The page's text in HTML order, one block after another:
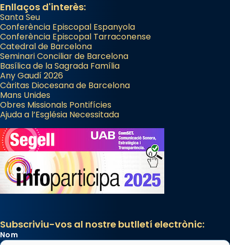
Enllaços d'interès:
Santa Seu
Conferència Episcopal Espanyola
Conferència Episcopal Tarraconense
Catedral de Barcelona
Seminari Conciliar de Barcelona
Basílica de la Sagrada Família
Any Gaudí 2026
Càritas Diocesana de Barcelona
Mans Unides
Obres Missionals Pontifícies
Ajuda a l’Església Necessitada
Subscriviu-vos al nostre butlletí electrònic:
Nom